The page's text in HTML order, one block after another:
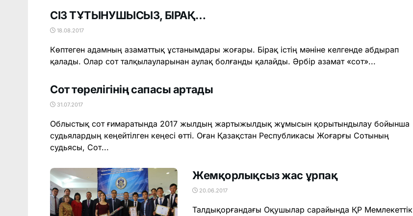
СІЗ ТҰТЫНУШЫСЫЗ, БІРАҚ…
18.08.2017
Көптеген адамның азаматтық ұстанымдары жоғары. Бірақ істің мәніне келгенде абдырап
қалады. Олар сот талқылауларынан аулақ болғанды қалайды. Әрбір азамат «сот»...
Сот төрелігінің сапасы артады
31.07.2017
Облыстық сот ғимаратында 2017 жылдың жартыжылдық жұмысын қорытындылау бойынша
судьялардың кеңейтілген кеңесі өтті. Оған Қазақстан Республикасы Жоғарғы Сотының
судьясы, Сот...
Жемқорлықсыз жас ұрпақ
20.06.2017
Талдықорғандағы Оқушылар сарайында ҚР Мемлекеттік